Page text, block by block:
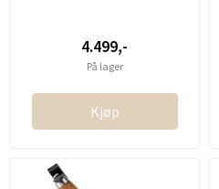
4.499,-
På lager
Kjøp